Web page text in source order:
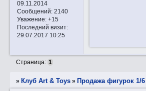
09.11.2014
Сообщений:2140
Уважение: +15
Последний визит:
29.07.2017 10:25
Страница: 1
» Клуб Art & Toys » Продажа фигурок 1/6